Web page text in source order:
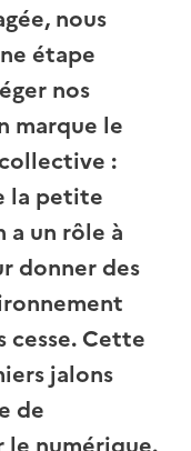
nous
étape
nos
marque le
:
la petite
a un rôle à
donner des
cesse. Cette
jalons
de